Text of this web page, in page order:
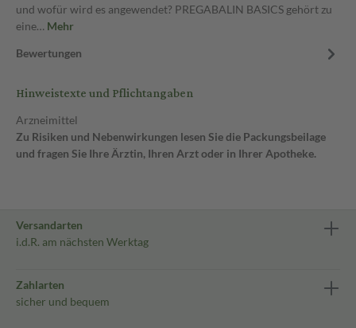
und wofür wird es angewendet? PREGABALIN BASICS gehört zu
eine… Mehr
Bewertungen
Hinweistexte und Pflichtangaben
Arzneimittel
Zu Risiken und Nebenwirkungen lesen Sie die Packungsbeilage
und fragen Sie Ihre Ärztin, Ihren Arzt oder in Ihrer Apotheke.
Versandarten
i.d.R. am nächsten Werktag
Zahlarten
sicher und bequem